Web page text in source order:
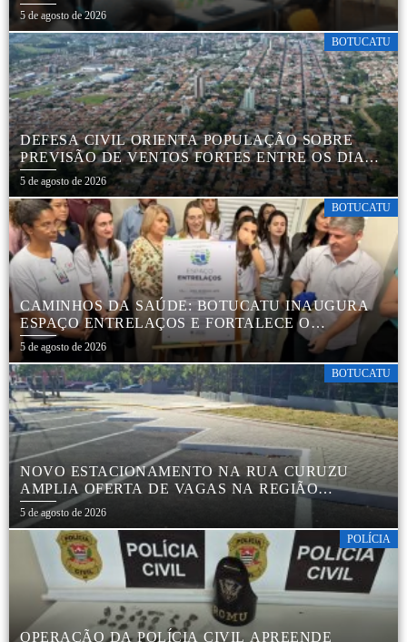
5 de agosto de 2026
BOTUCATU
DEFESA CIVIL ORIENTA POPULAÇÃO SOBRE
PREVISÃO DE VENTOS FORTES ENTRE OS DIAS 6
E 9 DE AGOSTO
5 de agosto de 2026
BOTUCATU
CAMINHOS DA SAÚDE: BOTUCATU INAUGURA
ESPAÇO ENTRELAÇOS E FORTALECE O
CUIDADO ESPECIALIZADO COM CRIANÇAS E
FAMÍLIAS
5 de agosto de 2026
BOTUCATU
NOVO ESTACIONAMENTO NA RUA CURUZU
AMPLIA OFERTA DE VAGAS NA REGIÃO
CENTRAL
5 de agosto de 2026
POLÍCIA
OPERAÇÃO DA POLÍCIA CIVIL APREENDE